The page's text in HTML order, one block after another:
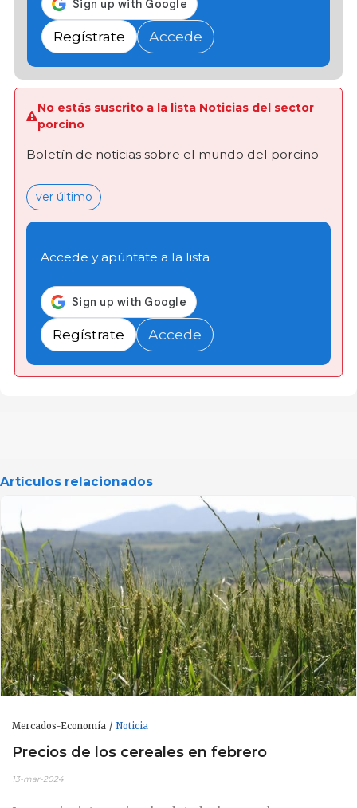
Regístrate Accede
No estás suscrito a la lista Noticias del sector
porcino
Boletín de noticias sobre el mundo del porcino
ver último
Accede y apúntate a la lista
Regístrate Accede
Artículos relacionados
Mercados-Economía Noticia
Precios de los cereales en febrero
13-mar-2024